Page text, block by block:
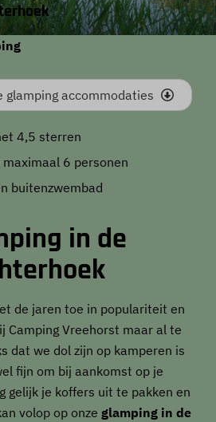
glamping accommodaties
4,5 sterren
6 personen
buitenzwembad
in de
de jaren toe in populariteit en
Camping Vreehorst maar al te
dat we dol zijn op kamperen is
fijn om bij aankomst op je
gelijk je koffers uit te pakken en
volop op onze glamping in de